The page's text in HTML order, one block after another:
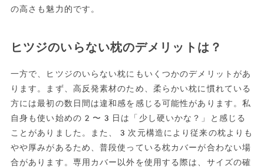
の高さも魅力的です。
ヒツジのいらない枕のデメリットは？
一方で、ヒツジのいらない枕にもいくつかのデメリットがあ
ります。まず、高反発素材のため、柔らかい枕に慣れている
方には最初の数日間は違和感を感じる可能性があります。私
自身も使い始めの2〜3日は「少し硬いかな？」と感じる
ことがありました。また、3次元構造により従来の枕よりも
やや厚みがあるため、普段使っている枕カバーが合わない場
合があります。専用カバー以外を使用する際は、サイズの確